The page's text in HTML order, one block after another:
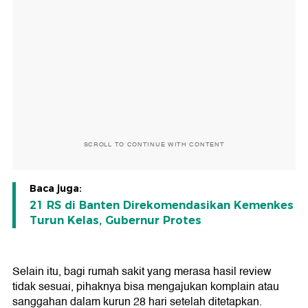
SCROLL TO CONTINUE WITH CONTENT
Baca juga:
21 RS di Banten Direkomendasikan Kemenkes
Turun Kelas, Gubernur Protes
Selain itu, bagi rumah sakit yang merasa hasil review
tidak sesuai, pihaknya bisa mengajukan komplain atau
sanggahan dalam kurun 28 hari setelah ditetapkan.